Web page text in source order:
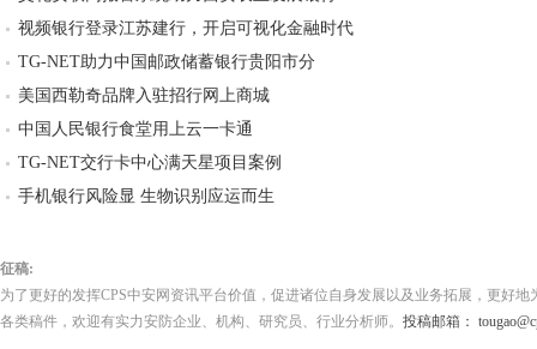
视频银行登录江苏建行，开启可视化金融时代
TG-NET助力中国邮政储蓄银行贵阳市分
美国西勒奇品牌入驻招行网上商城
中国人民银行食堂用上云一卡通
TG-NET交行卡中心满天星项目案例
手机银行风险显 生物识别应运而生
征稿:
为了更好的发挥CPS中安网资讯平台价值，促进诸位自身发展以及业务拓展，更好
各类稿件，欢迎有实力安防企业、机构、研究员、行业分析师。 投稿邮箱：